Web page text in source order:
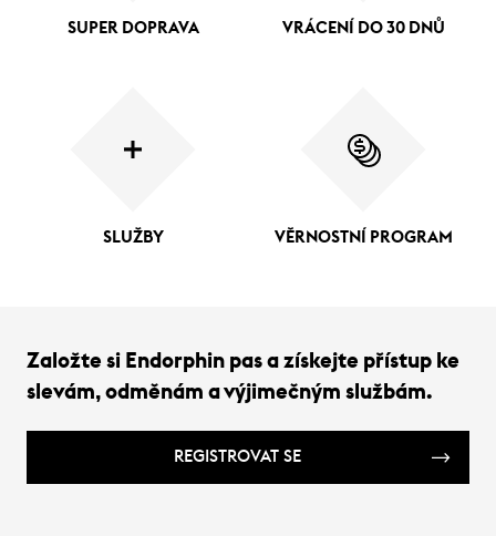
SUPER DOPRAVA VRÁCENÍ DO 30 DNŮ
SLUŽBY VĚRNOSTNÍ PROGRAM
Založte si Endorphin pas a získejte přístup ke
slevám, odměnám a výjimečným službám.
REGISTROVAT SE